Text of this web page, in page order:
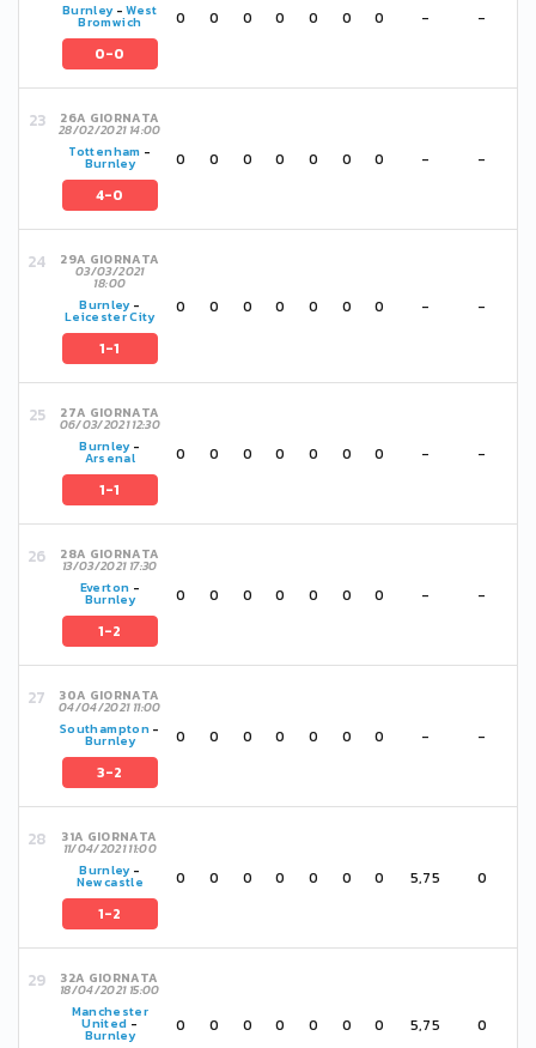
Burnley-West
Bromwich
0-0
0 0 0 0 0 0 0 - -
26A GIORNATA
28/02/2021 14:00
Tottenham -
Burnley
4-0
0 0 0 0 0 0 0 - -
29A GIORNATA
03/03/2021
18:00
Burnley-
Leicester City
1-1
0 0 0 0 0 0 0 - -
27A GIORNATA
06/03/2021 12:30
Burnley-
Arsenal
1-1
0 0 0 0 0 0 0 - -
28A GIORNATA
13/03/2021 17:30
Everton -
Burnley
1-2
0 0 0 0 0 0 0 - -
30A GIORNATA
04/04/2021 11:00
Southampton-
Burnley
3-2
0 0 0 0 0 0 0 - -
31A GIORNATA
11/04/2021 11:00
Burnley-
Newcastle
1-2
0 0 0 0 0 0 0 5,75 0
32A GIORNATA
18/04/2021 15:00
Manchester
United -
Burnley 0 0 0 0 0 0 0 5,75 0